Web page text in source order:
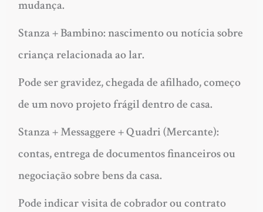
mudança.
Stanza + Bambino: nascimento ou notícia sobre
criança relacionada ao lar.
Pode ser gravidez, chegada de afilhado, começo
de um novo projeto frágil dentro de casa.
Stanza + Messaggere + Quadri (Mercante):
contas, entrega de documentos financeiros ou
negociação sobre bens da casa.
Pode indicar visita de cobrador ou contrato